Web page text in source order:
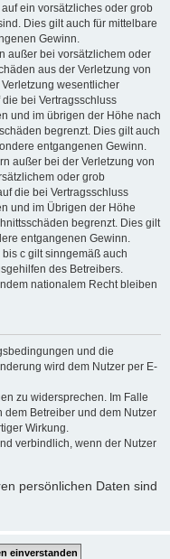
ein vorsätzliches oder grob
Dies gilt auch für mittelbare
Gewinn.
außer bei vorsätzlichem oder
aus der Verletzung von
wesentlicher
bei Vertragsschluss
und im übrigen der Höhe nach
begrenzt. Dies gilt auch
entgangenen Gewinn.
außer bei der Verletzung von
oder grob
die bei Vertragsschluss
und im Übrigen der Höhe
begrenzt. Dies gilt
entgangenen Gewinn.
c gilt sinngemäß auch
des Betreibers.
nationalem Recht bleiben
und die
wird dem Nutzer per E-
zu widersprechen. Im Falle
Betreiber und dem Nutzer
Wirkung.
verbindlich, wenn der Nutzer
persönlichen Daten sind